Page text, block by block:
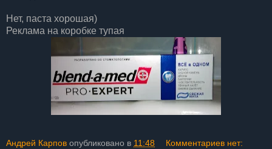
Нет, паста хорошая)
Реклама на коробке тупая
Андрей Карпов опубликовано в 11:48 Комментариев нет: